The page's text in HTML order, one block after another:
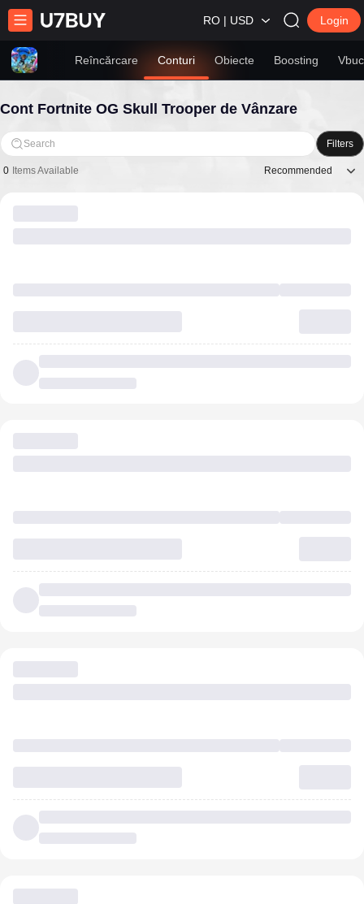
RO | USD Login
Reîncărcare Conturi Obiecte Boosting
Cont Fortnite OG Skull Trooper de Vânzare
Search Filters
0 Items Available Recommended